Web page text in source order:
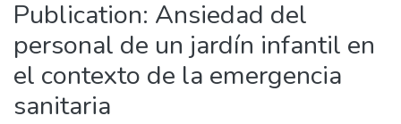
Publication: Ansiedad del
personal de un jardín infantil en
el contexto de la emergencia
sanitaria